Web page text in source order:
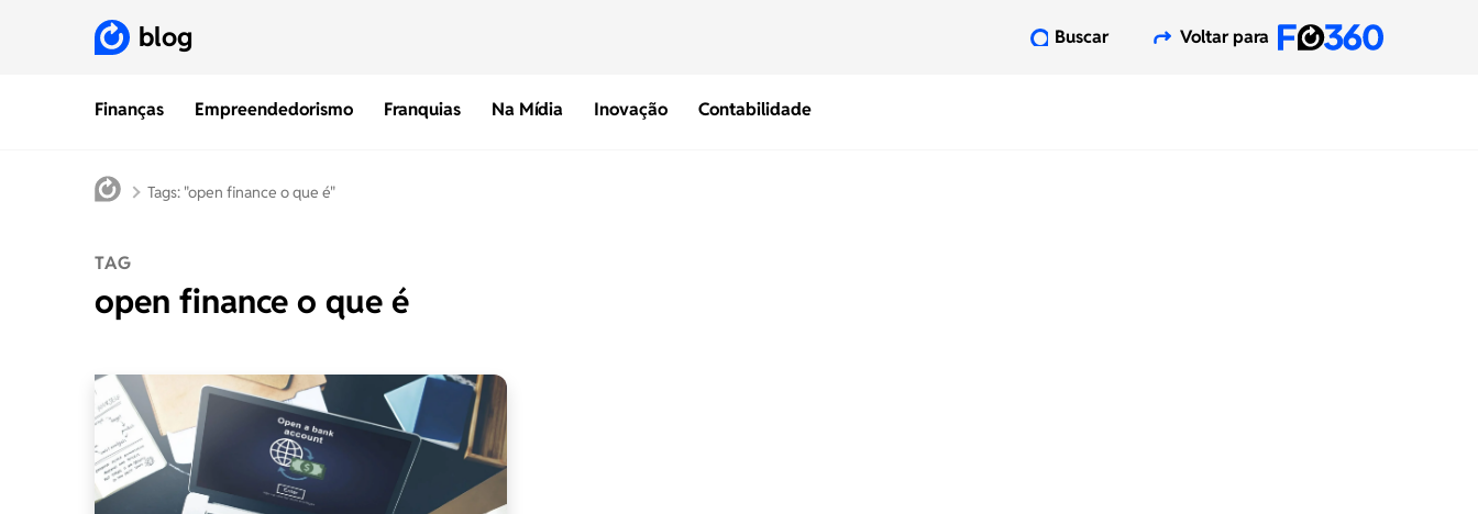
Finanças Empreendedorismo Franquias Na Mídia Inovação Contabilidade
blog Buscar Voltar para
Tags: "open finance o que é"
TAG
open finance o que é